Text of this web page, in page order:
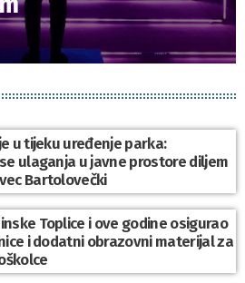
u tijeku uređenje parka:
ulaganja u javne prostore diljem
Bartolovečki
Toplice i ove godine osigurao
i dodatni obrazovni materijal za